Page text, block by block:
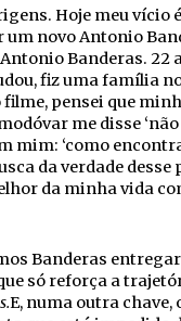
Hoje meu vício
novo Antonio
Banderas. 22
fiz uma família
pensei que
me disse ‘não
mim: ‘como
da verdade desse
da minha vida
Banderas
só reforça a
E, numa outra